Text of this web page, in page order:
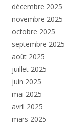
décembre 2025
novembre 2025
octobre 2025
septembre 2025
août 2025
juillet 2025
juin 2025
mai 2025
avril 2025
mars 2025